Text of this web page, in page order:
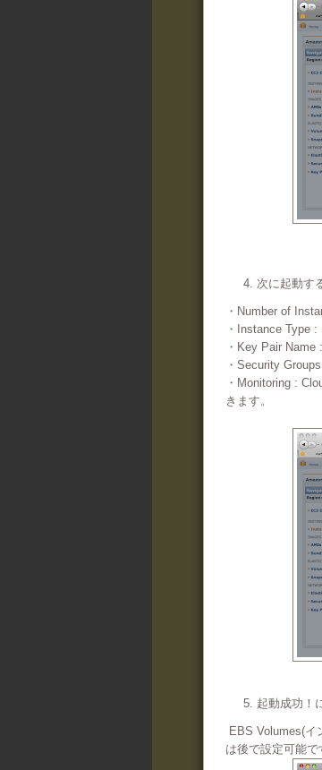
4. 次に起動す
・Number of
・Instance Type
・Key Pair Name
・Security
・Monitoring :
きます。
5. 起動成功！
EBS Volumes(イ
は後で設定可能で